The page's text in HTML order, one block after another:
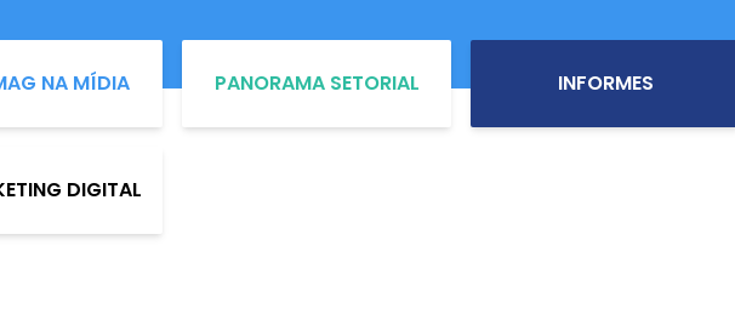
NA MÍDIA PANORAMA SETORIAL INFORMES
DIGITAL